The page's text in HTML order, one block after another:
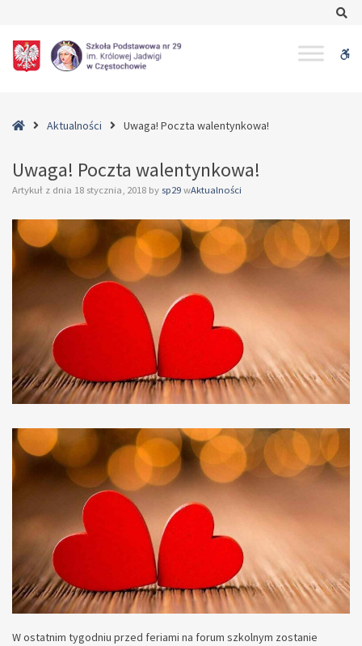
Poczta
walentynkowa!
HomeAktualności Uwaga! Poczta walentynkowa!
Uwaga! Poczta walentynkowa!
Artykuł z dnia 18 stycznia, 2018 by sp29 wAktualności
W ostatnim tygodniu przed feriami na forum szkolnym zostanie